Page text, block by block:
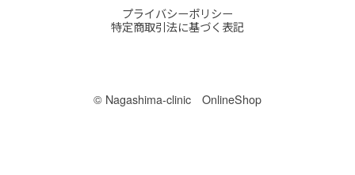
プライバシーポリシー
特定商取引法に基づく表記
©︎ Nagashima-clinic OnlineShop